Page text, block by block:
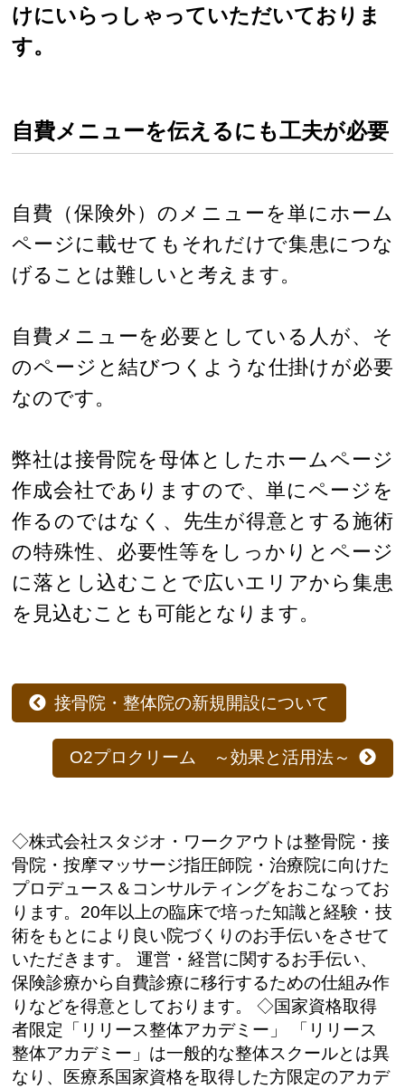
けにいらっしゃっていただいておりま
す。
自費メニューを伝えるにも工夫が必要
自費（保険外）のメニューを単にホーム
ページに載せてもそれだけで集患につな
げることは難しいと考えます。
自費メニューを必要としている人が、そ
のページと結びつくような仕掛けが必要
なのです。
弊社は接骨院を母体としたホームページ
作成会社でありますので、単にページを
作るのではなく、先生が得意とする施術
の特殊性、必要性等をしっかりとページ
に落とし込むことで広いエリアから集患
を見込むことも可能となります。
接骨院・整体院の新規開設について
O2プロクリーム ～効果と活用法～
◇株式会社スタジオ・ワークアウトは整骨院・接
骨院・按摩マッサージ指圧師院・治療院に向けた
プロデュース＆コンサルティングをおこなってお
ります。20年以上の臨床で培った知識と経験・技
術をもとにより良い院づくりのお手伝いをさせて
いただきます。 運営・経営に関するお手伝い、
保険診療から自費診療に移行するための仕組み作
りなどを得意としております。 ◇国家資格取得
者限定「リリース整体アカデミー」 「リリース
整体アカデミー」は一般的な整体スクールとは異
なり、医療系国家資格を取得した方限定のアカデ